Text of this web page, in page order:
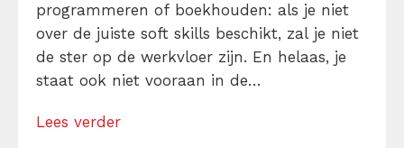
programmeren of boekhouden: als je niet
over de juiste soft skills beschikt, zal je niet
de ster op de werkvloer zijn. En helaas, je
staat ook niet vooraan in de
onderwerp te duiken. Want eh… wat zijn
Lees verder